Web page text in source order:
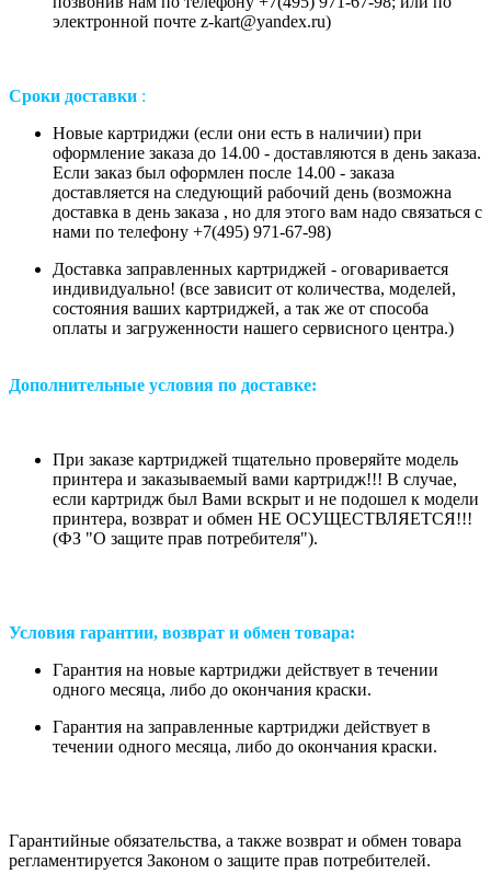
электронной почте z-kart@yandex.ru)
Сроки доставки :
Новые картриджи (если они есть в наличии) при
оформление заказа до 14.00 - доставляются в день заказа.
Если заказ был оформлен после 14.00 - заказа
доставляется на следующий рабочий день (возможна
доставка в день заказа , но для этого вам надо связаться с
нами по телефону +7(495) 971-67-98)
Доставка заправленных картриджей - оговаривается
индивидуально! (все зависит от количества, моделей,
состояния ваших картриджей, а так же от способа
оплаты и загруженности нашего сервисного центра.)
Дополнительные условия по доставке:
При заказе картриджей тщательно проверяйте модель
принтера и заказываемый вами картридж!!! В случае,
если картридж был Вами вскрыт и не подошел к модели
принтера, возврат и обмен НЕ ОСУЩЕСТВЛЯЕТСЯ!!!
(ФЗ "О защите прав потребителя").
Условия гарантии, возврат и обмен товара:
Гарантия на новые картриджи действует в течении
одного месяца, либо до окончания краски.
Гарантия на заправленные картриджи действует в
течении одного месяца, либо до окончания краски.
Гарантийные обязательства, а также возврат и обмен товара
регламентируется Законом о защите прав потребителей.